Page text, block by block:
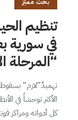
تنظيم
في سورية
“المرحلة
تهميدٌ”لازم”
الأكثر توحشاً في
كل أدواته ومراكز